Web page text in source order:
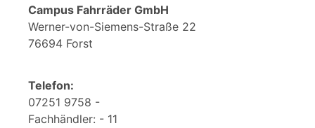
Campus Fahrräder GmbH
Werner-von-Siemens-Straße 22
76694 Forst
Telefon:
07251 9758 -
Fachhändler: - 11